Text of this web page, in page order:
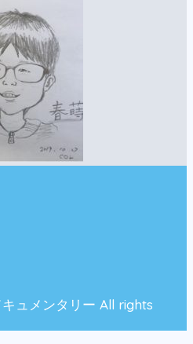
ュメンタリー All rights